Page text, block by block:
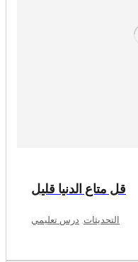
قل متاع الدنيا قليل
التحديثات, درس تعليمي